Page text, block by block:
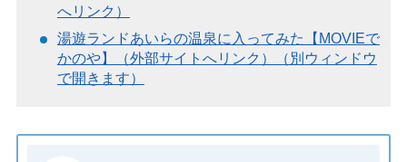
へリンク）
湯遊ランドあいらの温泉に入ってみた【MOVIEで
かのや】（外部サイトへリンク）（別ウィンドウ
で開きます）